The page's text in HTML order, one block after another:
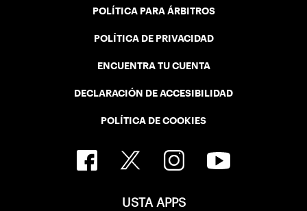
POLÍTICA PARA ÁRBITROS
POLÍTICA DE PRIVACIDAD
ENCUENTRA TU CUENTA
DECLARACIÓN DE ACCESIBILIDAD
POLÍTICA DE COOKIES
USTA APPS